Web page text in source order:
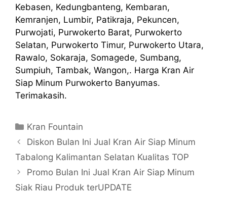
Kebasen, Kedungbanteng, Kembaran,
Kemranjen, Lumbir, Patikraja, Pekuncen,
Purwojati, Purwokerto Barat, Purwokerto
Selatan, Purwokerto Timur, Purwokerto Utara,
Rawalo, Sokaraja, Somagede, Sumbang,
Sumpiuh, Tambak, Wangon,. Harga Kran Air
Siap Minum Purwokerto Banyumas.
Terimakasih.
Kategori
Kran Fountain
Diskon Bulan Ini Jual Kran Air Siap Minum
Tabalong Kalimantan Selatan Kualitas TOP
Promo Bulan Ini Jual Kran Air Siap Minum
Siak Riau Produk terUPDATE